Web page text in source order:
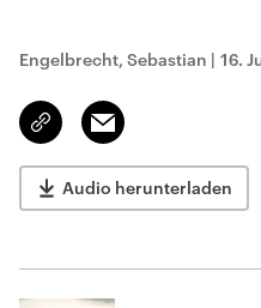
Engelbrecht, Sebastian | 16.
Link
kopieren/teilen
Email
Audio herunterladen